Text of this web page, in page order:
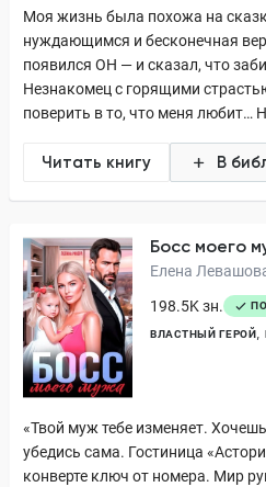
Моя жизнь была похожа на
нуждающимся и бесконечная
появился ОН — и сказал, что
Незнакомец с горящими
поверить в то, что меня любит…
Читать книгу В
Босс моего
Елена
198.5K зн.
ВЛАСТНЫЙ ГЕРОЙ
«Твой муж тебе изменяет.
убедись сама. Гостиница
конверте ключ от номера. Мир